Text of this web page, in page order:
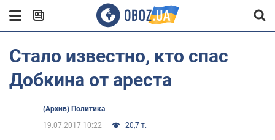
Стало известно, кто спас
Добкина от ареста
(Архив) Политика
19.07.2017 10:22
20,7 т.